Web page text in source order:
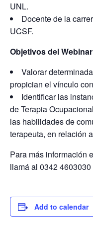
UNL.
Docente de la
UCSF.
Objetivos del
Valorar
propician el vínculo
Identificar las
de Terapia
las habilidades de
terapeuta, en relación
Para más información
llamá al 0342
Add to calendar